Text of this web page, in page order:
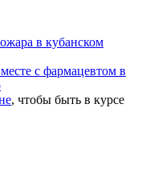
в кубанском
с фармацевтом в
, чтобы быть в курсе